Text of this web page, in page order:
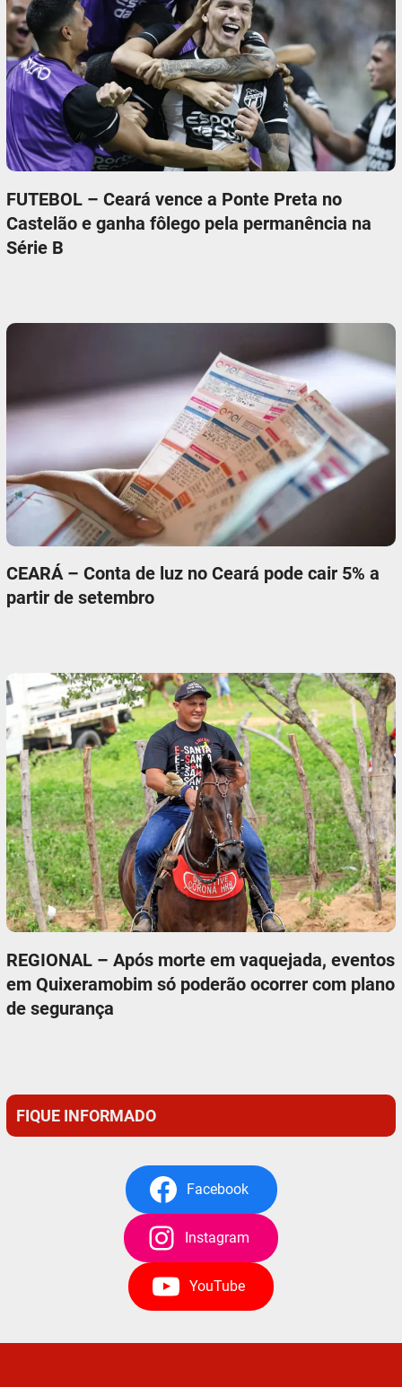
FUTEBOL – Ceará vence a Ponte Preta no
Castelão e ganha fôlego pela permanência na
Série B
CEARÁ – Conta de luz no Ceará pode cair 5% a
partir de setembro
REGIONAL – Após morte em vaquejada, eventos
em Quixeramobim só poderão ocorrer com plano
de segurança
FIQUE INFORMADO
Facebook
Instagram
YouTube